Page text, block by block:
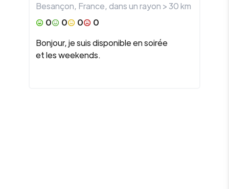
Besançon, France, dans un rayon >30km
0
0 0
0
Bonjour, je suis disponible en soirée
et les weekends.